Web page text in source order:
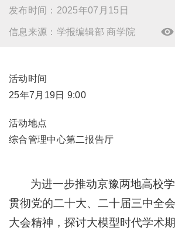
发布时间：2025年07月15日
信息来源：学报编辑部 商学院 
活动时间
25年7月19日 9:00
活动地点
综合管理中心第二报告厅
为进一步推动京豫两地高校
贯彻党的二十大、二十届三中全
大会精神，探讨大模型时代学术